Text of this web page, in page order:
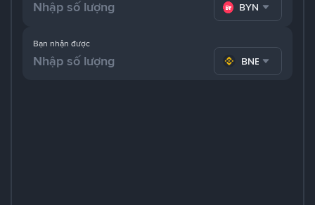
BYN
Bạn nhận được
BNB